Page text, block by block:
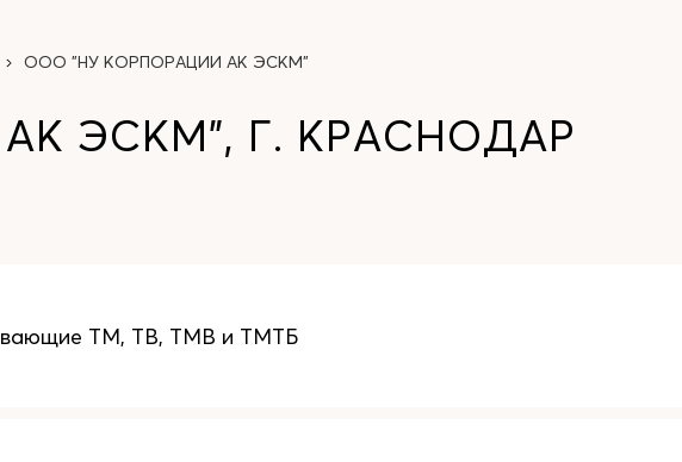
ООО "НУ КОРПОРАЦИИ АК ЭСКМ"
ЭСКМ", Г. КРАСНОДАР
ТМ, ТВ, ТМВ и ТМТБ